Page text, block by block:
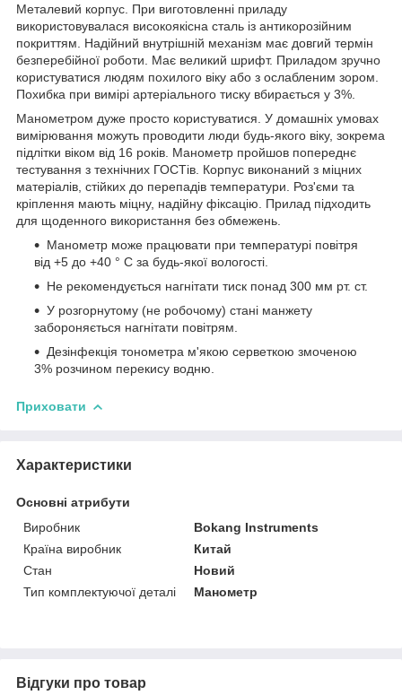
Металевий корпус. При виготовленні приладу
використовувалася високоякісна сталь із антикорозійним
покриттям. Надійний внутрішній механізм має довгий термін
безперебійної роботи. Має великий шрифт. Приладом зручно
користуватися людям похилого віку або з ослабленим зором.
Похибка при вимірі артеріального тиску вбирається у 3%.
Манометром дуже просто користуватися. У домашніх умовах
вимірювання можуть проводити люди будь-якого віку, зокрема
підлітки віком від 16 років. Манометр пройшов попереднє
тестування з технічних ГОСТів. Корпус виконаний з міцних
матеріалів, стійких до перепадів температури. Роз'єми та
кріплення мають міцну, надійну фіксацію. Прилад підходить
для щоденного використання без обмежень.
Манометр може працювати при температурі повітря
від +5 до +40 ° C за будь-якої вологості.
Не рекомендується нагнітати тиск понад 300 мм рт. ст.
У розгорнутому (не робочому) стані манжету
забороняється нагнітати повітрям.
Дезінфекція тонометра м'якою серветкою змоченою
3% розчином перекису водню.
Приховати
Характеристики
Основні атрибути
Виробник
Bokang Instruments
Країна виробник
Китай
Стан
Новий
Тип комплектуючої деталі
Манометр
Відгуки про товар